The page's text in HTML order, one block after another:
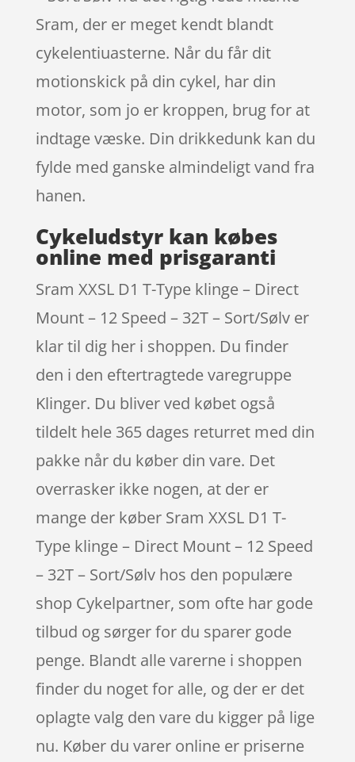
Sram, der er meget kendt blandt
cykelentiuasterne. Når du får dit
motionskick på din cykel, har din
motor, som jo er kroppen, brug for at
indtage væske. Din drikkedunk kan du
fylde med ganske almindeligt vand fra
hanen.
Cykeludstyr kan købes
online med prisgaranti
Sram XXSL D1 T-Type klinge – Direct
Mount – 12 Speed – 32T – Sort/Sølv er
klar til dig her i shoppen. Du finder
den i den eftertragtede varegruppe
Klinger. Du bliver ved købet også
tildelt hele 365 dages returret med din
pakke når du køber din vare. Det
overrasker ikke nogen, at der er
mange der køber Sram XXSL D1 T-
Type klinge – Direct Mount – 12 Speed
– 32T – Sort/Sølv hos den populære
shop Cykelpartner, som ofte har gode
tilbud og sørger for du sparer gode
penge. Blandt alle varerne i shoppen
finder du noget for alle, og der er det
oplagte valg den vare du kigger på lige
nu. Køber du varer online er priserne